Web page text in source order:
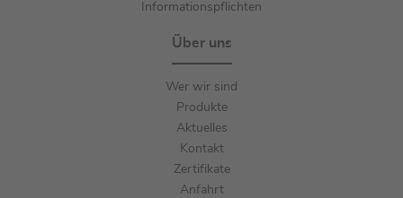
Informationspflichten
Über uns
Wer wir sind
Produkte
Aktuelles
Kontakt
Zertifikate
Anfahrt